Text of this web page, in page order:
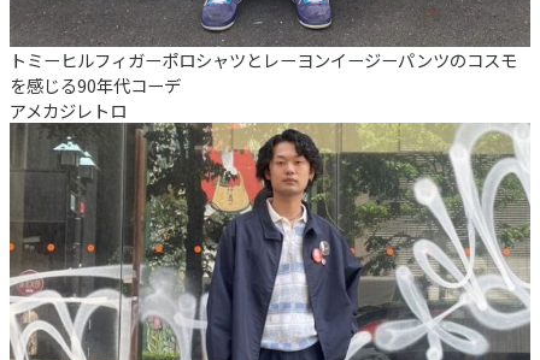
トミーヒルフィガーポロシャツとレーヨンイージーパンツのコスモ
を感じる90年代コーデ
アメカジレトロ